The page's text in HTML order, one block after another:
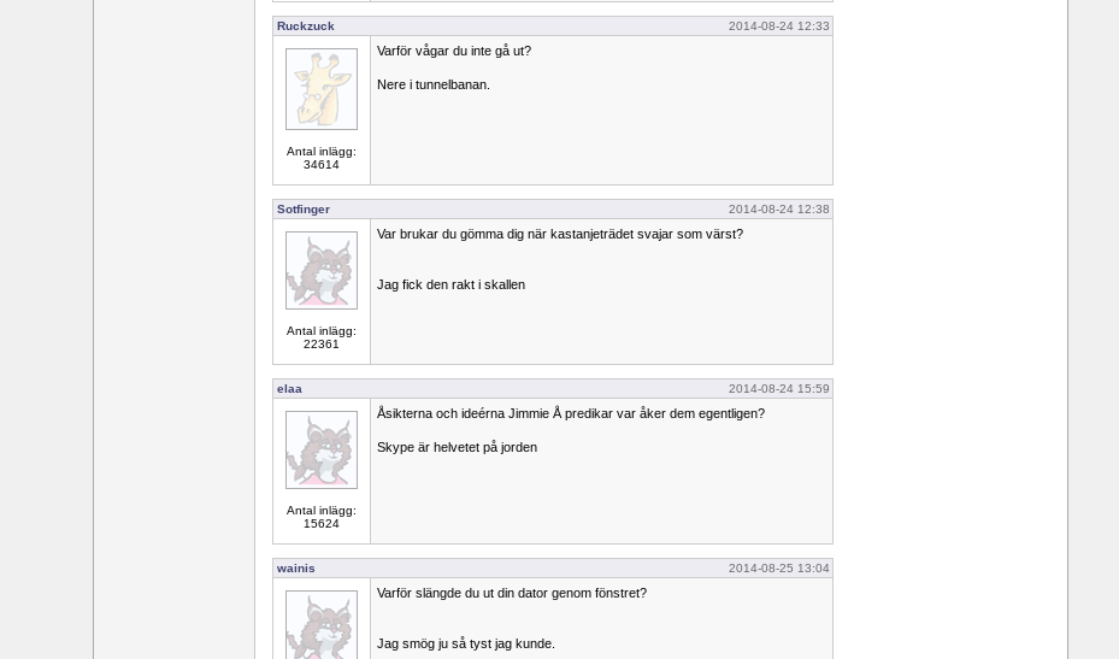
Ruckzuck 2014-08-24 12:33
Antal inlägg:
34614
Varför vågar du inte gå ut?
Nere i tunnelbanan.
Sotfinger 2014-08-24 12:38
Antal inlägg:
22361
Var brukar du gömma dig när kastanjeträdet svajar som värst?
Jag fick den rakt i skallen
elaa 2014-08-24 15:59
Antal inlägg:
15624
Åsikterna och ideérna Jimmie Å predikar var åker dem egentligen?
Skype är helvetet på jorden
wainis 2014-08-25 13:04
Varför slängde du ut din dator genom fönstret?
Jag smög ju så tyst jag kunde.